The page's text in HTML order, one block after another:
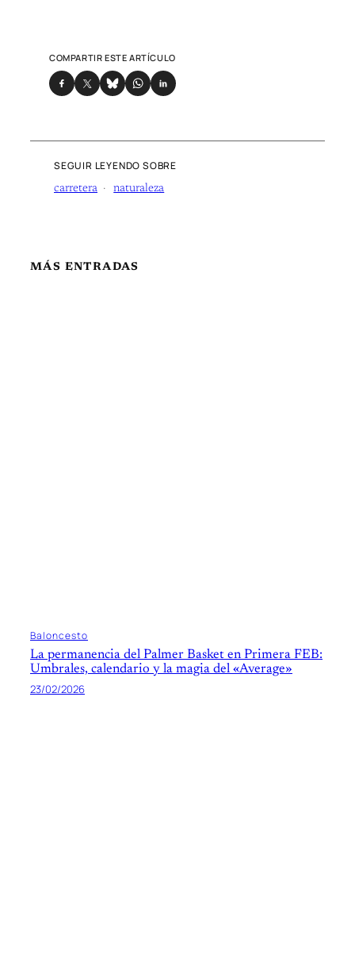
COMPARTIR ESTE ARTÍCULO
SEGUIR LEYENDO SOBRE
carretera naturaleza
MÁS ENTRADAS
Baloncesto
La permanencia del Palmer Basket en Primera FEB:
Umbrales, calendario y la magia del «Average»
23/02/2026